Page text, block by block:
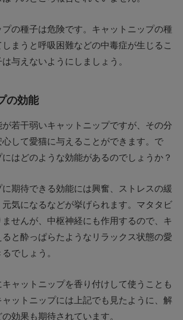
の種子は危険です。キャットニップの種
まうと呼吸困難などの中毒症が生じるこ
与えないようにしましょう。
の効能
若干弱いキャットニップですが、その分
して愛猫に与えることができます。で
はどのような効能があるのでしょうか？
期待できる効能には興奮、ストレスの緩
気になるなどが挙げられます。マタタビ
せんが、中枢神経にも作用するので、キ
と酔っぱらたようなリラックス状態の愛
でしょう。
ャットニップを香り付けして使うことも
ットニップには上記でも見たように、解
効果も期待されています。